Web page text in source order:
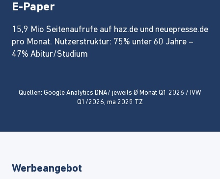
E-Paper
15,9 Mio Seitenaufrufe auf haz.de und neuepresse.de
pro Monat. Nutzerstruktur: 75% unter 60 Jahre –
47% Abitur/Studium
Quellen: Google Analytics DNA/ jeweils Ø Monat Q1 2026 / IVW
Q1/2026, ma 2025 TZ
Werbeangebot